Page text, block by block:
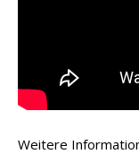
Weitere